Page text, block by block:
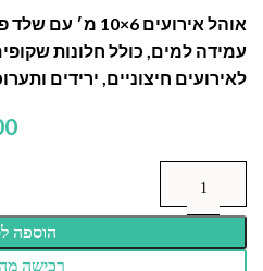
עמידה למים, כולל חלונות
לאירועים חיצוניים, ירידים
הוספה
רכישה